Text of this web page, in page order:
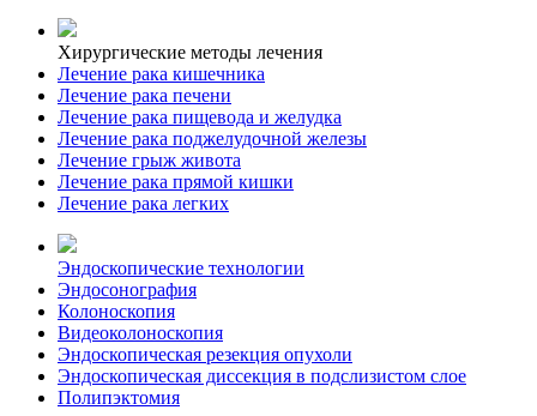
Хирургические методы лечения
Лечение рака кишечника
Лечение рака печени
Лечение рака пищевода и желудка
Лечение рака поджелудочной железы
Лечение грыж живота
Лечение рака прямой кишки
Лечение рака легких
Эндоскопические технологии
Эндосонография
Колоноскопия
Видеоколоноскопия
Эндоскопическая резекция опухоли
Эндоскопическая диссекция в подслизистом слое
Полипэктомия